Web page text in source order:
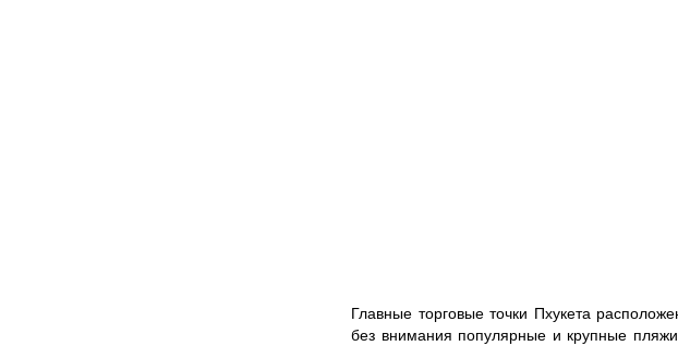
Главные торговые точки Пхукета
без внимания популярные и крупные